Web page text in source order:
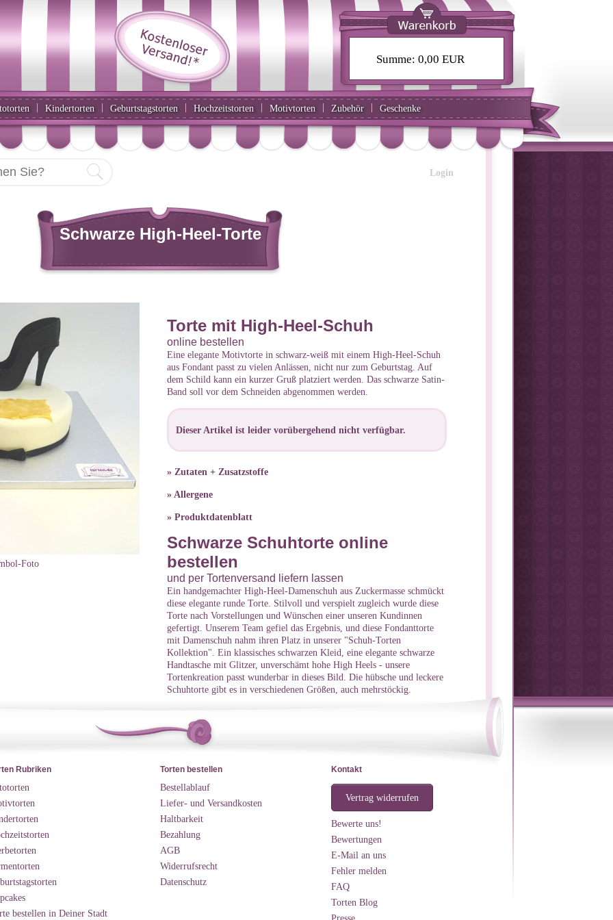
| Kindertorten | Geburtstagstorten | Hochzeitstorten | Motivtorten | Zubehör | Geschenke
Summe: 0,00 EUR
Login
Schwarze High-Heel-Torte
Foto
Torte mit High-Heel-Schuh
online bestellen
Eine elegante Motivtorte in schwarz-weiß mit einem High-Heel-Schuh
aus Fondant passt zu vielen Anlässen, nicht nur zum Geburtstag. Auf
dem Schild kann ein kurzer Gruß platziert werden. Das schwarze Satin-
Band soll vor dem Schneiden abgenommen werden.
Dieser Artikel ist leider vorübergehend nicht verfügbar.
» Zutaten + Zusatzstoffe
» Allergene
» Produktdatenblatt
Schwarze Schuhtorte online
bestellen
und per Tortenversand liefern lassen
Ein handgemachter High-Heel-Damenschuh aus Zuckermasse schmückt
diese elegante runde Torte. Stilvoll und verspielt zugleich wurde diese
Torte nach Vorstellungen und Wünschen einer unseren Kundinnen
gefertigt. Unserem Team gefiel das Ergebnis, und diese Fondanttorte
mit Damenschuh nahm ihren Platz in unserer "Schuh-Torten
Kollektion". Ein klassisches schwarzen Kleid, eine elegante schwarze
Handtasche mit Glitzer, unverschämt hohe High Heels - unsere
Tortenkreation passt wunderbar in dieses Bild. Die hübsche und leckere
Schuhtorte gibt es in verschiedenen Größen, auch mehrstöckig.
Rubriken
bestellen in Deiner Stadt
Torten bestellen
Bestellablauf
Liefer- und Versandkosten
Haltbarkeit
Bezahlung
AGB
Widerrufsrecht
Datenschutz
Kontakt
Vertrag widerrufen
Bewerte uns!
Bewertungen
E-Mail an uns
Fehler melden
FAQ
Torten Blog